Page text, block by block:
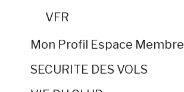
VFR
Mon Profil Espace Membre
SECURITE DES VOLS